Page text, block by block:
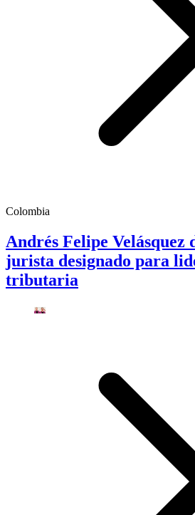
Colombia
Andrés Felipe
jurista designado para
tributaria